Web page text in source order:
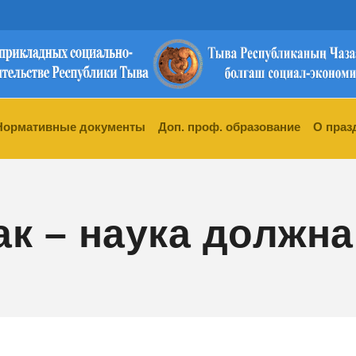
документы Доп. проф. образование О
– наука